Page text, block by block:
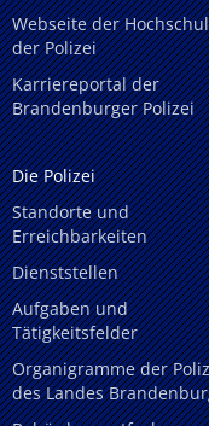
Webseite der
der Polizei
Karriereportal der
Brandenburger Polizei
Die Polizei
Standorte und
Erreichbarkeiten
Dienststellen
Aufgaben und
Tätigkeitsfelder
Organigramme der
des Landes